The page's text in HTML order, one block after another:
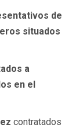
de
situados
a
en el
contratados